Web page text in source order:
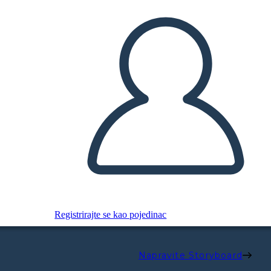
Registrirajte se kao pojedinac
Napravite Storyboard